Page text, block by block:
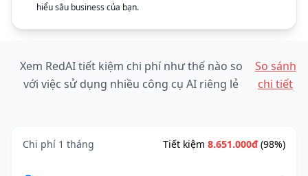
hiểu sâu business của bạn.
Xem RedAI tiết kiệm chi phí như thế nào so
với việc sử dụng nhiều công cụ AI riêng lẻ
So sánh
chi tiết
Chi phí 1 tháng Tiết kiệm 8.651.000đ (98%)